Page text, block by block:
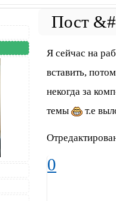
Я сейчас на
вставить,
некогда за
темы
т.е
0